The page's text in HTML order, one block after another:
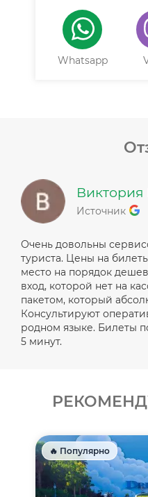
Whatsapp
Виктория
Источник
Очень довольны
туриста. Цены на
место на порядок
вход, которой нет на
пакетом, который
Консультируют
родном языке. Билеты
5 минут.
🔥 Популярно